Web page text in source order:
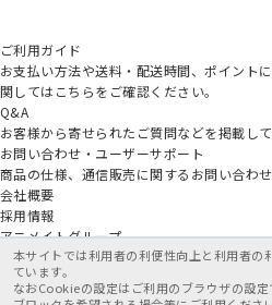
ご利用ガイド
お支払い方法や送料・配送時間、ポイント
関してはこちらをご確認ください。
Q&A
お客様から寄せられたご質問などを掲載して
お問い合わせ・ユーザーサポート
商品の仕様、通信販売に関するお問い合わせ
会社概要
採用情報
アニメイトグループ
本サイトでは利用者の利便性向上と利用者
ています。
なおCookieの設定はご利用のブラウザの設定